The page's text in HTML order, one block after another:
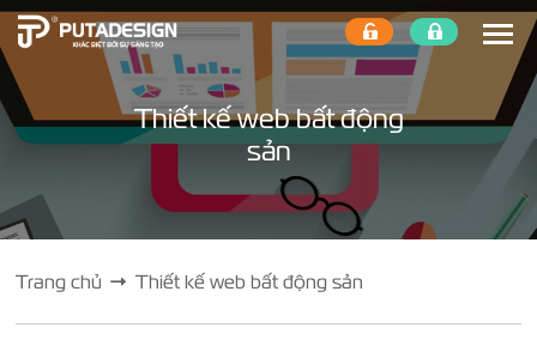
Thiết kế web bất động
sản
Trang chủ Thiết kế web bất động sản